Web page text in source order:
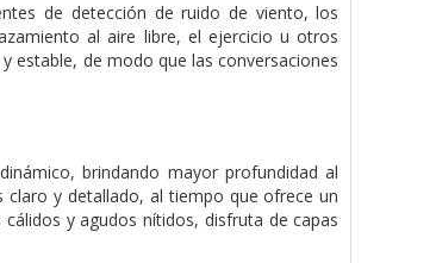
de detección de ruido de viento, los
al aire libre, el ejercicio u otros
estable, de modo que las conversaciones
brindando mayor profundidad al
y detallado, al tiempo que ofrece un
y agudos nítidos, disfruta de capas